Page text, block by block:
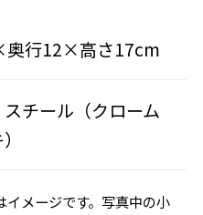
行12×高さ17cm
チール（クローム
メージです。写真中の小